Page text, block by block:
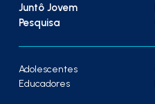
Juntô Jovem
Pesquisa
Adolescentes
Educadores